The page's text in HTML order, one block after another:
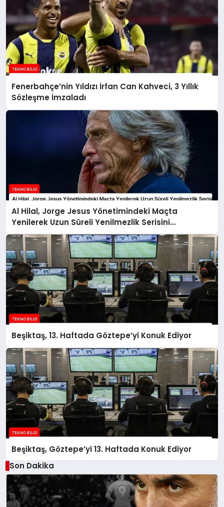
Fenerbahçe’nin Yıldızı İrfan Can Kahveci, 3 Yıllık
Sözleşme İmzaladı
Al Hilal, Jorge Jesus Yönetimindeki Maçta
Yenilerek Uzun Süreli Yenilmezlik Serisini
Sonlandırdı
Beşiktaş, 13. Haftada Göztepe’yi Konuk Ediyor
Beşiktaş, Göztepe’yi 13. Haftada Konuk Ediyor
Son Dakika